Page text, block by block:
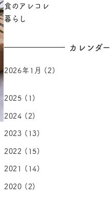
食のアレコレ
暮らし
カレンダー
2026年1月 (2)
2025 (1)
2024 (2)
2023 (13)
2022 (15)
2021 (14)
2020 (2)